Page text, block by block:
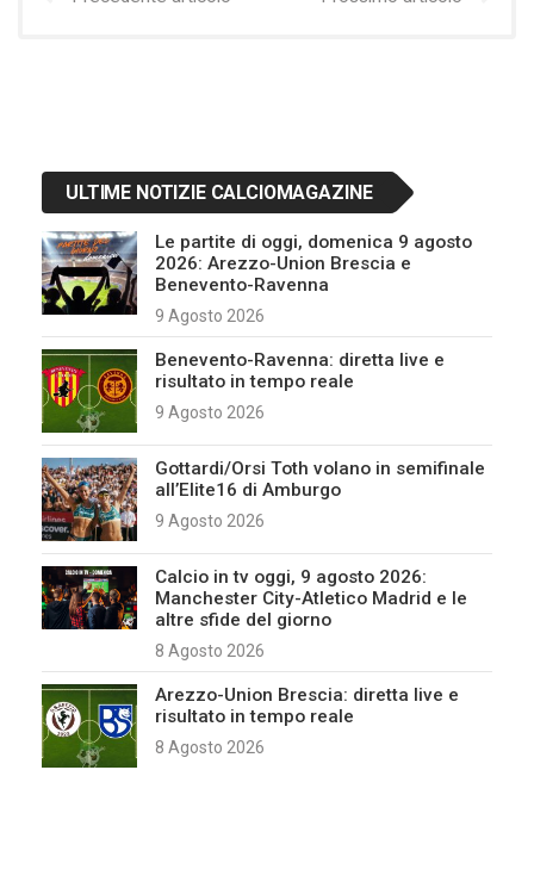
ULTIME NOTIZIE CALCIOMAGAZINE
Le partite di oggi, domenica 9 agosto
2026: Arezzo-Union Brescia e
Benevento-Ravenna
9 Agosto 2026
Benevento-Ravenna: diretta live e
risultato in tempo reale
9 Agosto 2026
Gottardi/Orsi Toth volano in semifinale
all’Elite16 di Amburgo
9 Agosto 2026
Calcio in tv oggi, 9 agosto 2026:
Manchester City-Atletico Madrid e le
altre sfide del giorno
8 Agosto 2026
Arezzo-Union Brescia: diretta live e
risultato in tempo reale
8 Agosto 2026